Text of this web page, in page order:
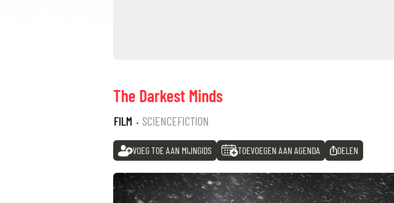
The Darkest Minds
FILM · SCIENCEFICTION
VOEG TOE AAN MIJNGIDS TOEVOEGEN AAN AGENDA DELEN